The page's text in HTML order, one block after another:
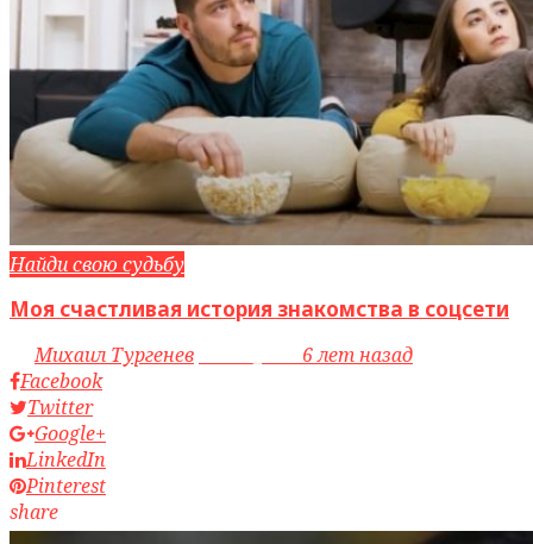
Найди свою судьбу
Моя счастливая история знакомства в соцсети
byМихаил Тургенев
6 лет назад
Facebook
Twitter
Google+
LinkedIn
Pinterest
share